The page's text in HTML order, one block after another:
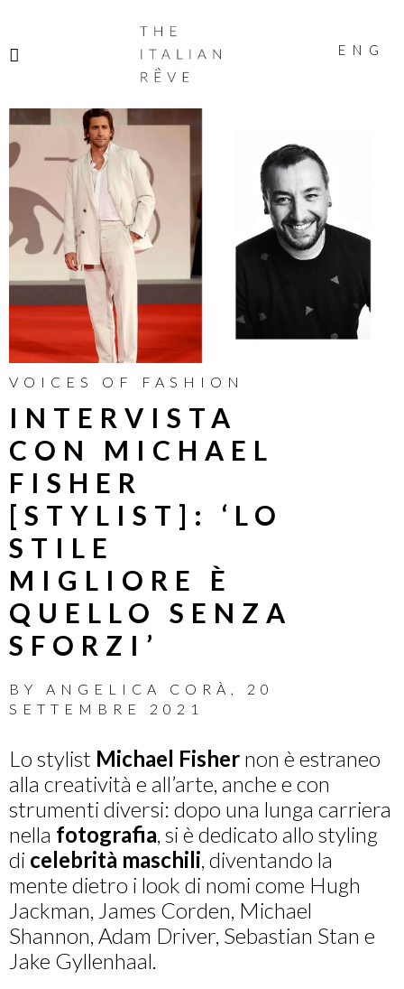
ITALIAN
RÊVE
ENG
VOICES OF FASHION
INTERVISTA
CON MICHAEL
FISHER
[STYLIST]: ‘LO
STILE
MIGLIORE È
QUELLO SENZA
SFORZI’
BY ANGELICA CORÀ
20
SETTEMBRE 2021
Lo stylist Michael Fisher non è estraneo
alla creatività e all’arte, anche e con
strumenti diversi: dopo una lunga carriera
nella fotografia , si è dedicato allo styling
di celebrità maschili , diventando la
mente dietro i look di nomi come Hugh
Jackman, James Corden, Michael
Shannon, Adam Driver, Sebastian Stan e
Jake Gyllenhaal.